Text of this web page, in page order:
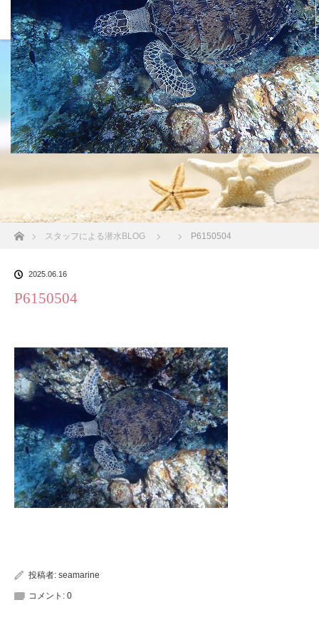
沖縄の海 BLOG
ホームスタッフによる潜水BLOG P6150504
2025.06.16
P6150504
投稿者: seamarine
コメント: 0